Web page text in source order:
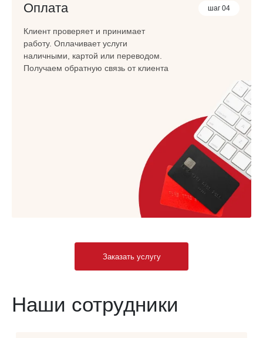
шаг 04
Оплата
Клиент проверяет и принимает
работу. Оплачивает услуги
наличными, картой или переводом.
Получаем обратную связь от клиента
Заказать услугу
Наши сотрудники